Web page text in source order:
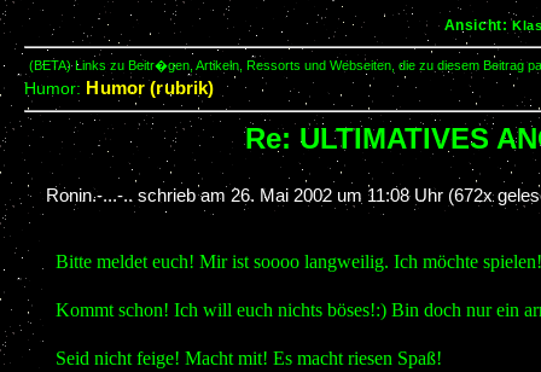
Ansicht:
(BETA) Links zu Beitr�gen, Artikeln, Ressorts und Webseiten, die zu diesem Beitrag
Humor: Humor (rubrik)
Re: ULTIMATIVES
Ronin.-...-.. schrieb am 26. Mai 2002 um 11:08 Uhr (672x
Bitte meldet euch! Mir ist soooo langweilig. Ich möchte spielen!
Kommt schon! Ich will euch nichts böses!:) Bin doch nur ein
Seid nicht feige! Macht mit! Es macht riesen Spaß!